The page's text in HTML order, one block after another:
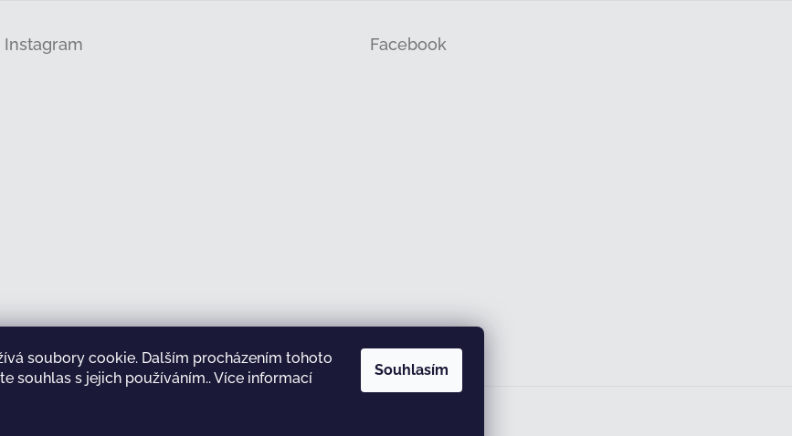
soubory cookie. Dalším procházením tohoto
souhlas s jejich používáním.. Více informací
Souhlasím
Instagram
Sledovat na Instagramu
Facebook